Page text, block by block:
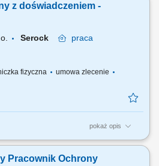
wraz z wpisywaniem wag ładunków
obchodów kontrolnych po
z doświadczeniem -
Serock
praca
fizyczna
umowa zlecenie
pokaż opis
z ochroną fizyczną mienia; obchody
Pracownik Ochrony